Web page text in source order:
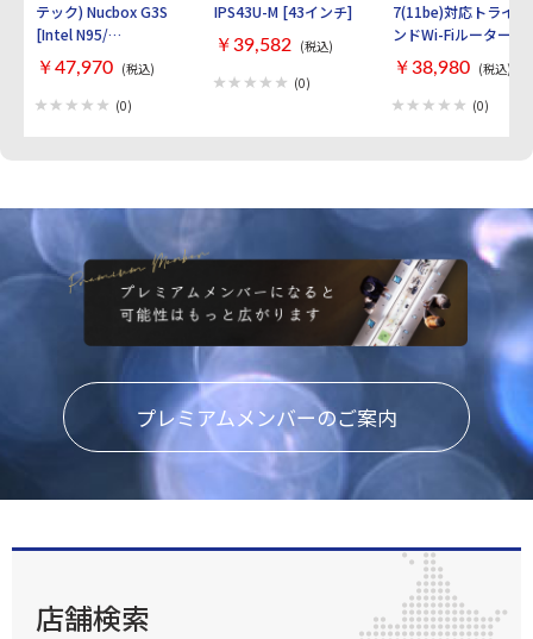
テック) Nucbox G3S
[Intel N95/
RAM:16GB/
SSD:512GB/ Windows
11 Pro]
￥47,970 (税込)
(0)
IPS43U-M [43インチ]
￥39,582 (税込)
(0)
7(11be)対応トライバ
ンドWi-Fiルーター
AirStation
WXR9300BE6P [ブラ
ック]
￥38,980 (税込)
(0)
プレミアムメンバーのご案内
店舗検索